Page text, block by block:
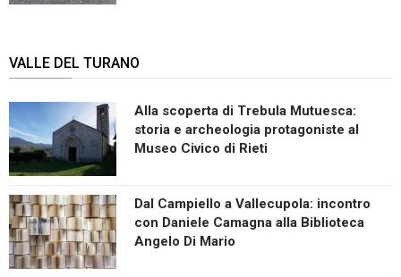
VALLE DEL TURANO
Alla scoperta di Trebula Mutuesca:
storia e archeologia protagoniste al
Museo Civico di Rieti
Dal Campiello a Vallecupola: incontro
con Daniele Camagna alla Biblioteca
Angelo Di Mario